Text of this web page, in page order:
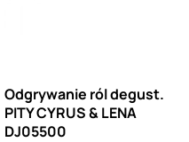
Odgrywanie ról degust.
PITY CYRUS & LENA
DJ05500